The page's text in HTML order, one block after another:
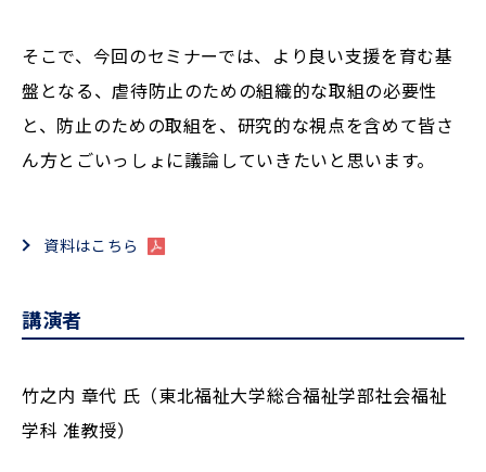
そこで、今回のセミナーでは、より良い支援を育む基
盤となる、虐待防止のための組織的な取組の必要性
と、防止のための取組を、研究的な視点を含めて皆さ
ん方とごいっしょに議論していきたいと思います。
資料はこちら
講演者
竹之内 章代 氏（東北福祉大学総合福祉学部社会福祉
学科 准教授）